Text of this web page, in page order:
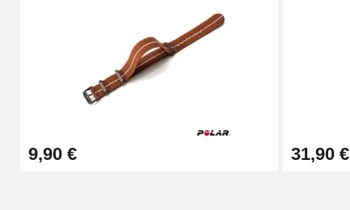
Kit Horlogerie Débutant
26,90 €
9,90 € 31,90 €